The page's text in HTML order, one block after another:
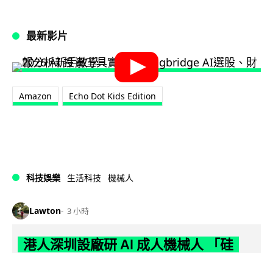
最新影片
Amazon Echo Dot Kids Edition
科技娛樂 生活科技 機械人
Lawton 3 小時
港人深圳設廠研 AI 成人機械人 「硅